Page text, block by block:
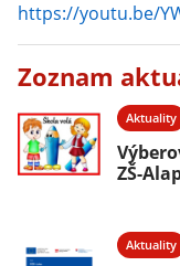
https://youtu.be/
Zoznam
Aktuality
ZŠ-
Aktuality